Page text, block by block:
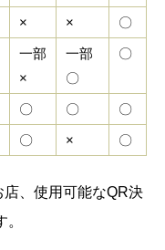
× ×
〇
一部
×
一部
〇
〇
〇 〇
〇
〇 × 〇
、使用可能なQR決